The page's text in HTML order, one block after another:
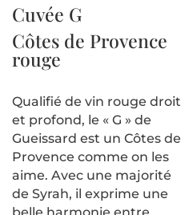
Cuvée G
Côtes de Provence
rouge
Qualifié de vin rouge droit
et profond, le « G » de
Gueissard est un Côtes de
Provence comme on les
aime. Avec une majorité
de Syrah, il exprime une